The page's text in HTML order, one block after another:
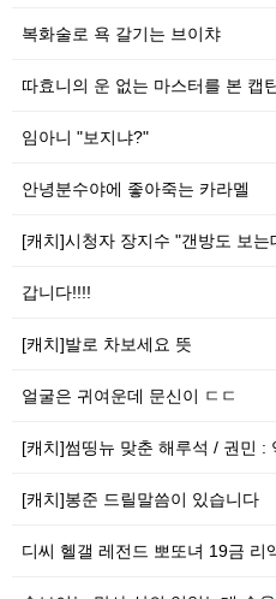
복화술로 욕 갈기는 브이챠
따효니의 운 없는 마스터를 본 캡
임아니 "보지냐?"
안녕분수야에 좋아죽는 카라멜
[캐치]시청자 장지수 "갠방도 보는
갑니다!!!!
[캐치]발로 차보세요 뜻
얼굴은 귀여운데 문신이 ㄷㄷ
[캐치]썸띵뉴 맞춘 해루석 / 권민 :
[캐치]봉준 드릴말씀이 있습니다
디씨 헬갤 레전드 뽀또녀 19금 리